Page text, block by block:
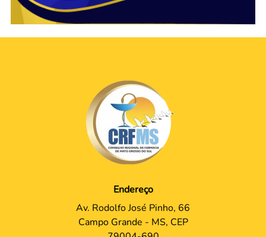
Endereço
Av. Rodolfo José Pinho, 66
Campo Grande - MS, CEP